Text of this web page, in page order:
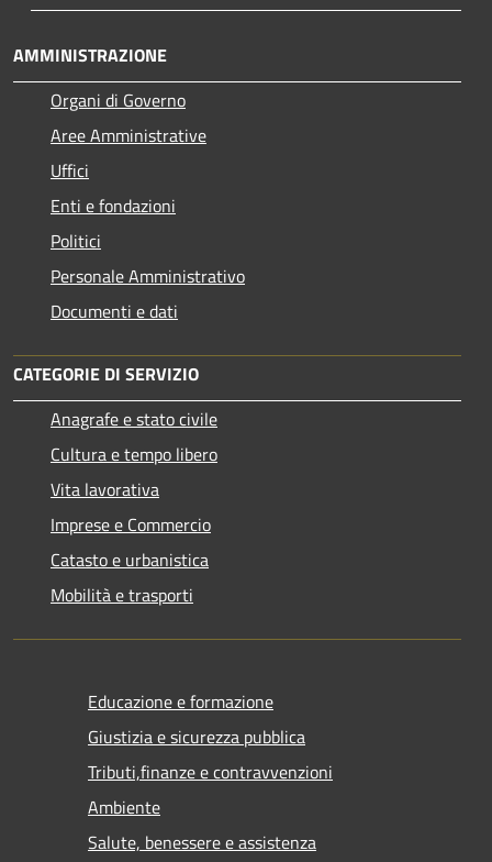
AMMINISTRAZIONE
Organi di Governo
Aree Amministrative
Uffici
Enti e fondazioni
Politici
Personale Amministrativo
Documenti e dati
CATEGORIE DI SERVIZIO
Anagrafe e stato civile
Cultura e tempo libero
Vita lavorativa
Imprese e Commercio
Catasto e urbanistica
Mobilità e trasporti
Educazione e formazione
Giustizia e sicurezza pubblica
Tributi,finanze e contravvenzioni
Ambiente
Salute, benessere e assistenza